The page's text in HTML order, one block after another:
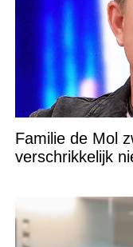
Familie de Mol
verschrikkelijk